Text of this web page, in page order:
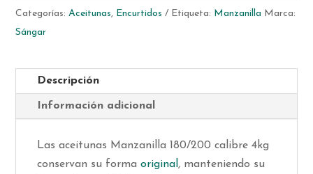
Categorías:Aceitunas, Encurtidos Etiqueta: Manzanilla Marca:
Sángar
Descripción
Información adicional
Las aceitunas Manzanilla 180/200 calibre 4kg
conservan su formaoriginal , manteniendo su